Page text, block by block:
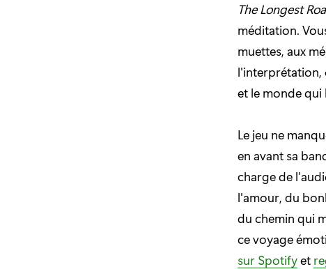
The Longest
méditation.
muettes, aux
l'interprétation,
et le monde qui
Le jeu ne
en avant sa
charge de
l'amour, du
du chemin qui
ce voyage
sur Spotifyet